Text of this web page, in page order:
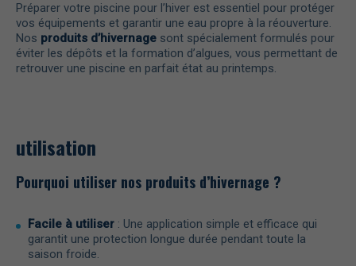
Préparer votre piscine pour l’hiver est essentiel pour protéger
vos équipements et garantir une eau propre à la réouverture.
Nos produits d’hivernage sont spécialement formulés pour
éviter les dépôts et la formation d’algues, vous permettant de
retrouver une piscine en parfait état au printemps.
utilisation
Pourquoi utiliser nos produits d’hivernage ?
Facile à utiliser : Une application simple et efficace qui
garantit une protection longue durée pendant toute la
saison froide.